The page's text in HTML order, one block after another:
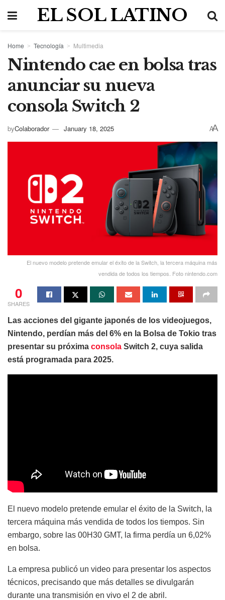
EL SOL LATINO
Home Tecnología Multimedia
Nintendo cae en bolsa tras
anunciar su nueva
consola Switch 2
byColaborador January 18, 2025 AA
El nuevo modelo pretende emular el éxito de la Switch, la tercera máquina más
vendida de todos los tiempos. Foto nintendo.com
0
SHARES
Las acciones del gigante japonés de los videojuegos,
Nintendo, perdían más del 6% en la Bolsa de Tokio tras
presentar su próxima consola Switch 2, cuya salida
está programada para 2025.
El nuevo modelo pretende emular el éxito de la Switch, la
tercera máquina más vendida de todos los tiempos. Sin
embargo, sobre las 00H30 GMT, la firma perdía un 6,02%
en bolsa.
La empresa publicó un video para presentar los aspectos
técnicos, precisando que más detalles se divulgarán
durante una transmisión en vivo el 2 de abril.